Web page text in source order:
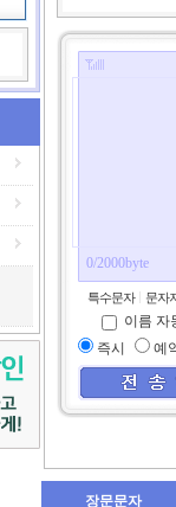
0/2000byte
특수문자 문자
이름 자
즉시
예
장문문자